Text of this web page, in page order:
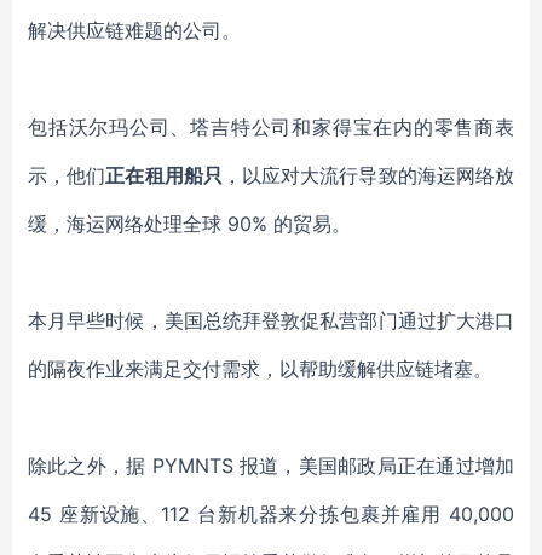
解决供应链难题的公司。
包括沃尔玛公司、塔吉特公司和家得宝在内的零售商表
示，他们正在租用船只 ，以应对大流行导致的海运网络放
缓，海运网络处理全球 90% 的贸易。
本月早些时候，美国总统拜登敦促私营部门通过扩大港口
的隔夜作业来满足交付需求，以帮助缓解供应链堵塞。
除此之外，据 PYMNTS 报道，美国邮政局正在通过增加
45 座新设施、112 台新机器来分拣包裹并雇用 40,000